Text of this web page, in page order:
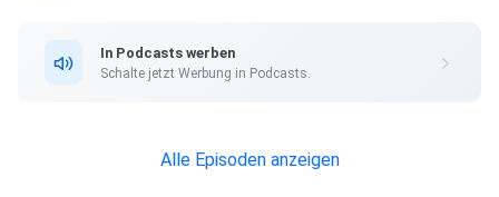
In Podcasts werben
Schalte jetzt Werbung in Podcasts.
Alle Episoden anzeigen